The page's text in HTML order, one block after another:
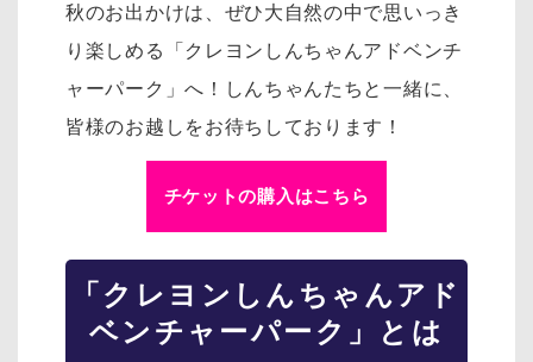
秋のお出かけは、ぜひ大自然の中で思いっき
り楽しめる「クレヨンしんちゃんアドベンチ
ャーパーク」へ！しんちゃんたちと一緒に、
皆様のお越しをお待ちしております！
チケットの購入はこちら
「クレヨンしんちゃんアド
ベンチャーパーク」とは